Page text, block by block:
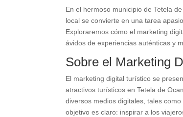
En el hermoso municipio de Tetela
local se convierte en una tarea
Exploraremos cómo el marketing
ávidos de experiencias auténticas y
Sobre el Marketing
El marketing digital turístico se
atractivos turísticos en Tetela de
diversos medios digitales, tales
objetivo es claro: inspirar a los